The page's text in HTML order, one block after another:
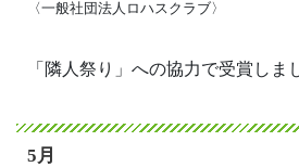
〈一般社団法人ロハスクラブ〉
「隣人祭り」への協力で受賞しま
5月